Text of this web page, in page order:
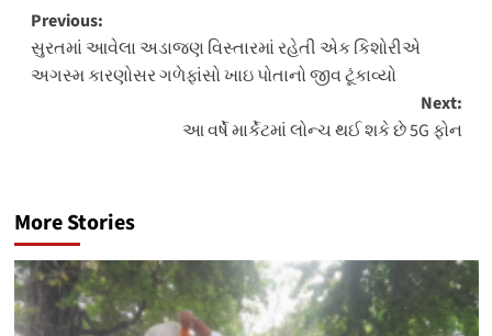
Post
navigation
Previous:
સુરતમાં આવેલા અડાજણ વિસ્તારમાં રહેતી એક કિશોરીએ
અગસ્મ કારણોસર ગળેફાંસો ખાઇ પોતાનો જીવ ટૂંકાવ્યો
Next:
આ વર્ષે માર્કેટમાં લોન્ચ થઈ શકે છે 5G ફોન
More Stories